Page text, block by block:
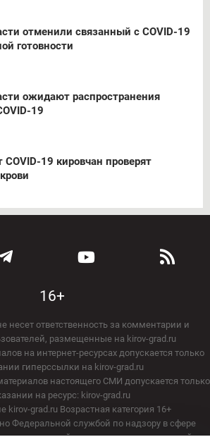
отменили связанный с COVID-19
готовности
ожидают распространения
19
19 кировчан проверят
16+
несет ответственность за комментарии и
размещенные на kirov-grad.ru
на интернет-ресурсах допускается только
гиперссылки на kirov-grad.ru
настоящего СМИ допускается только
на ресурс: kirov-grad.ru
kirov-grad.ru Возрастная категория 16+
Федеральной службой по надзору в сфере